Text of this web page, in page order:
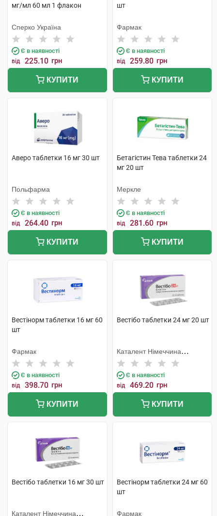
мг/мл 60 мл 1 флакон
Сперко Україна
Є в наявності
від 225.10 грн
КУПИТИ
шт
Фармак
Є в наявності
від 259.80 грн
КУПИТИ
Аверо таблетки 16 мг 30 шт
Польфарма
Є в наявності
від 264.40 грн
КУПИТИ
Бетагістин Тева таблетки 24
мг 20 шт
Меркле
Є в наявності
від 281.60 грн
КУПИТИ
Вестінорм таблетки 16 мг 60
шт
Фармак
Є в наявності
від 398.70 грн
КУПИТИ
Вестібо таблетки 24 мг 20 шт
Каталент Німеччина
Шорндорф ГмбХ
Є в наявності
від 469.20 грн
КУПИТИ
Вестібо таблетки 16 мг 30 шт
Каталент Німеччина
Вестінорм таблетки 24 мг 60
шт
Фармак